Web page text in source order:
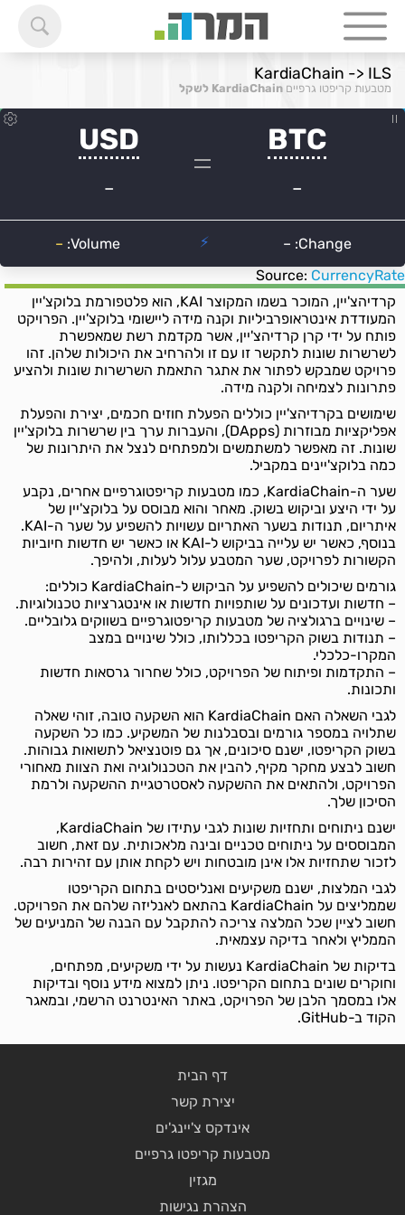
KardiaChain -> ILS
מטבעות קריפטו גרפיים KardiaChain לשקל
Source: CurrencyRate
קרדיהצ'יין, המוכר בשמו המקוצר KAI, הוא פלטפורמת בלוקצ'יין
המעודדת אינטראופרביליות וקנה מידה ליישומי בלוקצ'יין. הפרויקט
פותח על ידי קרן קרדיהצ'יין, אשר מקדמת רשת שמאפשרת
לשרשרות שונות לתקשר זו עם זו ולהרחיב את היכולות שלהן. זהו
פרויקט שמבקש לפתור את אתגר התאמת השרשרות שונות ולהציע
פתרונות לצמיחה ולקנה מידה.
שימושים בקרדיהצ'יין כוללים הפעלת חוזים חכמים, יצירת והפעלת
אפליקציות מבוזרות (DApps), והעברות ערך בין שרשרות בלוקצ'יין
שונות. זה מאפשר למשתמשים ולמפתחים לנצל את היתרונות של
כמה בלוקצ'יינים במקביל.
שער ה-KardiaChain, כמו מטבעות קריפטוגרפיים אחרים, נקבע
על ידי היצע וביקוש בשוק. מאחר והוא מבוסס על בלוקצ'יין של
איתריום, תנודות בשער האתריום עשויות להשפיע על שער ה-KAI.
בנוסף, כאשר יש עלייה בביקוש ל-KAI או כאשר יש חדשות חיוביות
הקשורות לפרויקט, שער המטבע עלול לעלות, ולהיפך.
גורמים שיכולים להשפיע על הביקוש ל-KardiaChain כוללים:
– חדשות ועדכונים על שותפויות חדשות או אינטגרציות טכנולוגיות.
– שינויים ברגולציה של מטבעות קריפטוגרפיים בשווקים גלובליים.
– תנודות בשוק הקריפטו בכללותו, כולל שינויים במצב
המקרו-כלכלי.
– התקדמות ופיתוח של הפרויקט, כולל שחרור גרסאות חדשות
ותכונות.
לגבי השאלה האם KardiaChain הוא השקעה טובה, זוהי שאלה
שתלויה במספר גורמים ובסבלנות של המשקיע. כמו כל השקעה
בשוק הקריפטו, ישנם סיכונים, אך גם פוטנציאל לתשואות גבוהות.
חשוב לבצע מחקר מקיף, להבין את הטכנולוגיה ואת הצוות מאחורי
הפרויקט, ולהתאים את ההשקעה לאסטרטגיית ההשקעה ולרמת
הסיכון שלך.
ישנם ניתוחים ותחזיות שונות לגבי עתידו של KardiaChain,
המבוססים על ניתוחים טכניים ובינה מלאכותית. עם זאת, חשוב
לזכור שתחזיות אלו אינן מובטחות ויש לקחת אותן עם זהירות רבה.
לגבי המלצות, ישנם משקיעים ואנליסטים בתחום הקריפטו
שממליצים על KardiaChain בהתאם לאנליזה שלהם את הפרויקט.
חשוב לציין שכל המלצה צריכה להתקבל עם הבנה של המניעים של
הממליץ ולאחר בדיקה עצמאית.
בדיקות של KardiaChain נעשות על ידי משקיעים, מפתחים,
וחוקרים שונים בתחום הקריפטו. ניתן למצוא מידע נוסף ובדיקות
אלו במסמך הלבן של הפרויקט, באתר האינטרנט הרשמי, ובמאגר
הקוד ב-GitHub.
דף הבית
יצירת קשר
אינדקס צ'יינג'ים
מטבעות קריפטו גרפיים
מגזין
הצהרת נגישות